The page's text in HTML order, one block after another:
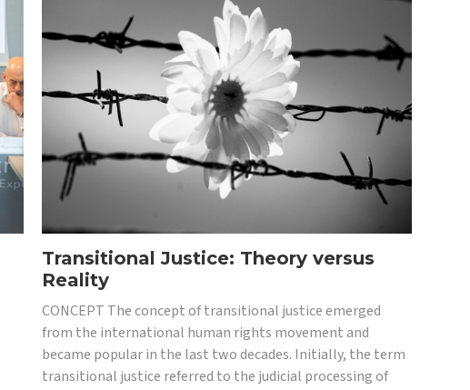
Transitional Justice: Theory versus
Reality
CONCEPT The concept of transitional justice emerged
from the international human rights movement and
became popular in the last two decades. Initially, the term
transitional justice referred to the judicial processing of